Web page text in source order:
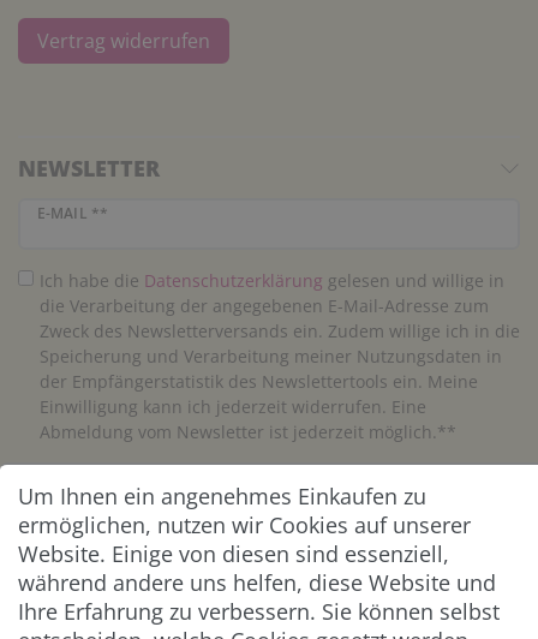
Vertrag widerrufen
NEWSLETTER
E-MAIL **
Newsletter Honig
Ich habe die Daten­schutz­erklärung gelesen und willige in
die Verarbeitung der angegebenen E-Mail-Adresse zum
Zweck des Newsletterversands ein. Zudem willige ich in die
Speicherung und Verarbeitung meiner Nutzungsdaten in
der Empfängerstatistik des Newslettertools ein. Meine
Einwilligung kann ich jederzeit widerrufen. Eine
Abmeldung vom Newsletter ist jederzeit möglich.**
Abonnieren
** Hierbei handelt es sich um ein Pflichtfeld.
ZAHLUNG & VERSAND
Um Ihnen ein angenehmes Einkaufen zu
ermöglichen, nutzen wir Cookies auf unserer
Website. Einige von diesen sind essenziell,
während andere uns helfen, diese Website und
Ihre Erfahrung zu verbessern. Sie können selbst